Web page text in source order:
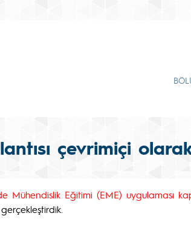
çevrimiçi
Mühendislik Eğitimi (EME) uygulaması